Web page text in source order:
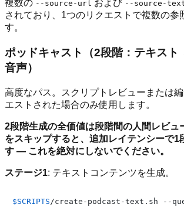
複数の --source-url および --source-
されており、1つのリクエストで複数の参
す。
ポッドキャスト（2段階：テキス
音声）
高度なパス。スクリプトレビューまたは
エストされた場合のみ使用します。
2段階生成の全価値は段階間の人間レビュ
をスキップすると、追加レイテンシーで1
す — これを絶対にしないでください。
ステージ1: テキストコンテンツを生成。
$SCRIPTS /create-podcast-text.sh --